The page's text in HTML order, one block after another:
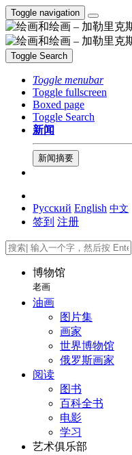
Toggle navigation
Toggle Search
Toggle menubar
Toggle fullscreen
Boxed page
Toggle Search
新闻
新闻摘要
Русский English 中文
签到 注册
博物馆
老画
油画
图片集
画家
世界博物馆
俄罗斯画家
阅读
图书
百科全书
电影
学习
艺术俱乐部